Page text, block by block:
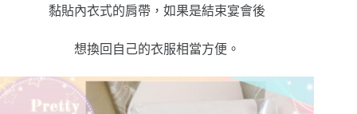
黏貼內衣式的肩帶，如果是結束宴會後
想換回自己的衣服相當方便。